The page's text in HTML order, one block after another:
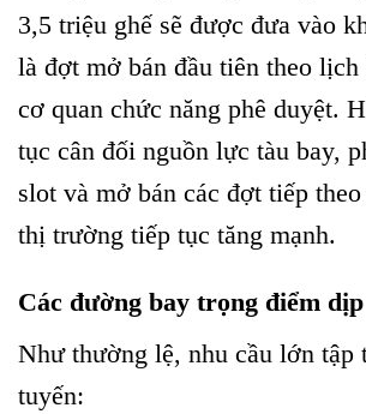
3,5 triệu ghế sẽ được đưa vào
là đợt mở bán đầu tiên theo lịch
cơ quan chức năng phê duyệt.
tục cân đối nguồn lực tàu bay,
slot và mở bán các đợt tiếp
thị trường tiếp tục tăng mạnh.
Các đường bay trọng điểm
Như thường lệ, nhu cầu lớn tập
tuyến: